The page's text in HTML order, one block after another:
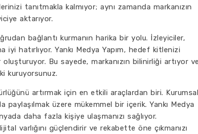
tanıtmakla kalmıyor; aynı zamanda markanızın
aktarıyor.
bağlantı kurmanın harika bir yolu. İzleyiciler,
iyi hatırlıyor. Yankı Medya Yapım, hedef kitlenizi
Bu sayede, markanızın bilinirliği artıyor
kuruyorsunuz.
artırmak için en etkili araçlardan biri. Kurumsal
üzere mükemmel bir içerik. Yankı Medya
daha fazla kişiye ulaşmanızı sağlıyor.
varlığını güçlendirir ve rekabette öne çıkmanızı